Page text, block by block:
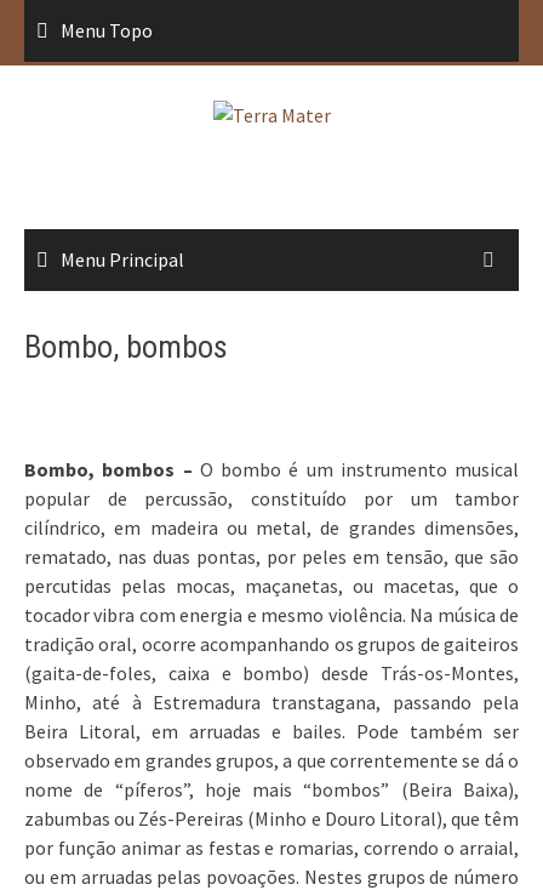
conteúdo
Menu Topo
Menu Principal
Bombo, bombos
Bombo, bombos – O bombo é um instrumento musical
popular de percussão, constituído por um tambor
cilíndrico, em madeira ou metal, de grandes dimensões,
rematado, nas duas pontas, por peles em tensão, que são
percutidas pelas mocas, maçanetas, ou macetas, que o
tocador vibra com energia e mesmo violência. Na música de
tradição oral, ocorre acompanhando os grupos de gaiteiros
(gaita-de-foles, caixa e bombo) desde Trás-os-Montes,
Minho, até à Estremadura transtagana, passando pela
Beira Litoral, em arruadas e bailes. Pode também ser
observado em grandes grupos, a que correntemente se dá o
nome de “píferos”, hoje mais “bombos” (Beira Baixa),
zabumbas ou Zés-Pereiras (Minho e Douro Litoral), que têm
por função animar as festas e romarias, correndo o arraial,
ou em arruadas pelas povoações. Nestes grupos de número